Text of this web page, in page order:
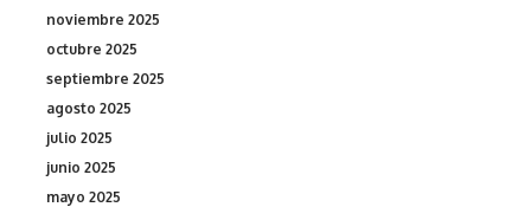
noviembre 2025
octubre 2025
septiembre 2025
agosto 2025
julio 2025
junio 2025
mayo 2025